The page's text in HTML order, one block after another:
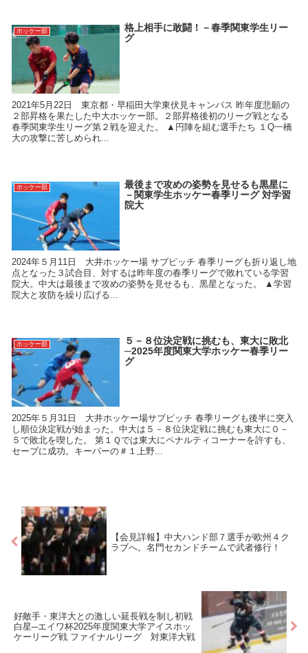
ホッケー部
格上相手に敢闘！－春季関東学生リー
グ
2021年5月22日 東京都・早稲田大学東伏見キャンパス 昨年度悲願の
２部昇格を果たした中大ホッケー部。２部昇格後初のリーグ戦となる
春季関東学生リーグ第２戦を迎えた。 ▲円陣を組む選手たち １Q一橋
大の攻撃に苦しめられ...
ホッケー部
最後まで攻めの姿勢を見せるも黒星に
－関東学生ホッケー春季リーグ 対学習
院大
2024年５月11日 大井ホッケー場 サブピッチ 春季リーグも折り返し地
点となった３試合目、対するは昨年度の春季リーグで敗れている学習
院大。中大は最後まで攻めの姿勢を見せるも、黒星となった。 ▲学習
院大と攻防を繰り広げる...
ホッケー部
５－８位決定戦に挑むも、東大に敗北
─2025年度関東大学ホッケー春季リー
グ
2025年５月31日 大井ホッケー場サブピッチ 春季リーグも後半に突入
し順位決定戦が始まった。中大は５－８位決定戦に挑むも東大に０－
５で敗北を喫した。 第１Ｑでは東大にペナルティコーナーを許すも、
セーブに成功。キーパーの＃１上野...
【会見詳報】中大ハンド部７選手が欧州４ク
ラブへ。名門セカンドチームで武者修行！
好敵手・東洋大との激しい延長戦を制し初戦
白星─エイワ杯2025年度関東大学アイスホッ
ケーリーグ戦 ファイナルリーグ 対東洋大戦